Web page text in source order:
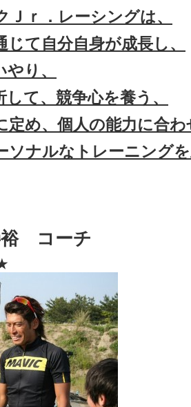
Ｊｒ．レーシングは、
て自分自身が成長し、
り、
て、競争心を養う、
定め、個人の能力に合
ソナルなトレーニングを
コーチ